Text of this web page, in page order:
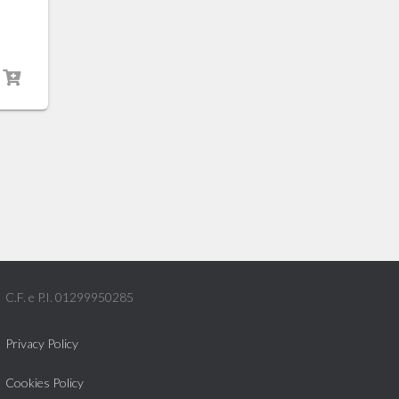
C.F. e P.I. 01299950285
Privacy Policy
Cookies Policy